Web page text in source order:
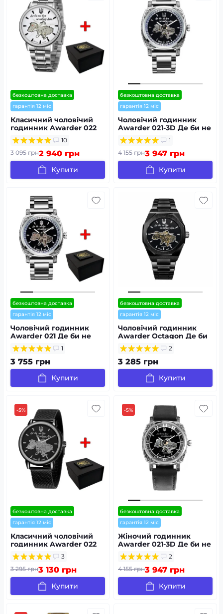
безкоштовна доставка
гарантія 12 міс
Класичний чоловічий
годинник Awarder 022
Silver-White Automatics
Metall Не Забуду Дім
10
3 095 грн2 940 грн
Купити
безкоштовна доставка
гарантія 12 міс
Чоловічий годинник
Awarder 021-3D Де би не
був Silver-Black Steel
1
4 155 грн3 947 грн
Купити
безкоштовна доставка
гарантія 12 міс
Чоловічий годинник
Awarder 021 Де би не
був Silver Steel1
3 755 грн
Купити
безкоштовна доставка
гарантія 12 міс
Чоловічий годинник
Awarder Octagon Де би
не був All Black
2
3 285 грн
Купити
-5%
безкоштовна доставка
гарантія 12 міс
Класичний чоловічий
годинник Awarder 022
All Black Mechanic Mesh
Не Забуду Дім
3
3 295 грн3 130 грн
Купити
-5%
безкоштовна доставка
гарантія 12 міс
Жіночий годинник
Awarder 021-3D Де би не
була Silver-Black-Black
Leather
2
4 155 грн3 947 грн
Купити